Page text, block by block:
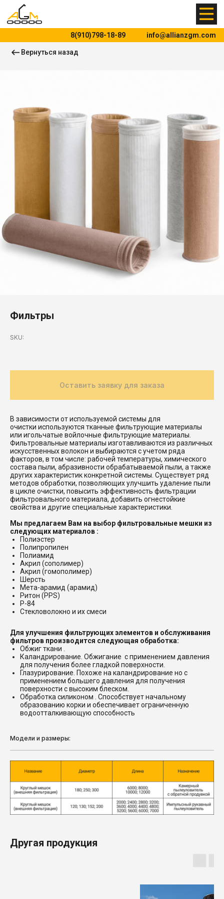
Фильтры
SKU:
Оставить заявку для заказа
В зависимости от используемой системы для
очистки используются тканные фильтрующие материалы
или игольчатые войлочные фильтрующие материалы.
Фильтровальные материалы изготавливаются из различных
искусственных волокон и выбираются с учетом ряда
факторов, в том числе: рабочей температуры, химического
состава пыли, абразивности обрабатываемой пыли, а также
других характеристик конкретной системы. Существует ряд
методов обработки, позволяющих улучшить удаление пыли
в цикле очистки, повысить эффективность фильтрации
фильтровального материала, добавить огнестойкие
свойства и другие специальные характеристики.
Мы предлагаем Вам на выбор фильтровальные мешки из
следующих материалов :
Полиэстер
Полипропилен
Полиамид
Акрил (сополимер)
Акрил (гомополимер)
Шерсть
Мета-арамид (арамид)
Ритон (PPS)
P-84
Стекловолокно и их смеси
Для улучшения фильтрующих элементов и обслуживания
фильтров производится следующая обработка:
Обжиг ткани .
Каландрирование. Обжигание с применением давления
для получения более гладкой поверхности.
Глазурирование. Похоже на каландрирование но с
применением большего давления для получения
поверхности с высоким блеском.
Обработка силиконом . Способствует начальному
образованию корки и обеспечивает ограниченную
водоотталкивающую способность
Модели и размеры:
Другая продукция